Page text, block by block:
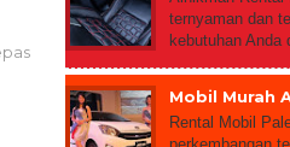
ternyaman dan
kebutuhan Anda
Mobil Murah
Rental Mobil